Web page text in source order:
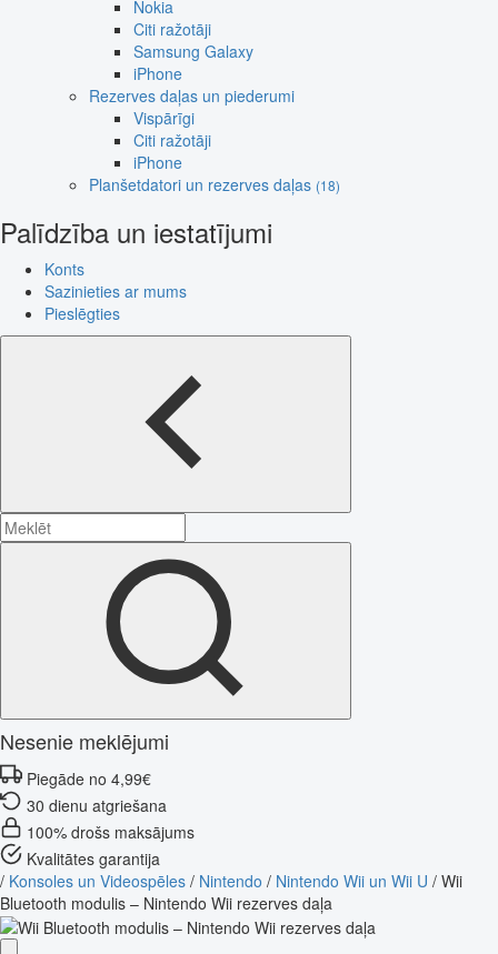
Nokia
Citi ražotāji
Samsung Galaxy
iPhone
Rezerves daļas un piederumi
Vispārīgi
Citi ražotāji
iPhone
Planšetdatori un rezerves daļas (18)
Palīdzība un iestatījumi
Konts
Sazinieties ar mums
Pieslēgties
Nesenie meklējumi
Piegāde no 4,99€
30 dienu atgriešana
100% drošs maksājums
Kvalitātes garantija
/ Konsoles un Videospēles / Nintendo / Nintendo Wii un Wii U / Wii
Bluetooth modulis – Nintendo Wii rezerves daļa